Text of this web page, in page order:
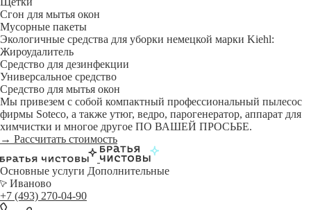
Сгон для мытья окон
Мусорные пакеты
Экологичные средства для уборки немецкой марки Kiehl:
Жироудалитель
Средство для дезинфекции
Универсальное средство
Средство для мытья окон
Мы привезем с собой компактный профессиональный пылесос
фирмы Soteco, а также утюг, ведро, парогенератор, аппарат для
химчистки и многое другое ПО ВАШЕЙ ПРОСЬБЕ.
→ Рассчитать стоимость
Основные услуги Дополнительные
Иваново
+7 (493) 270-04-90